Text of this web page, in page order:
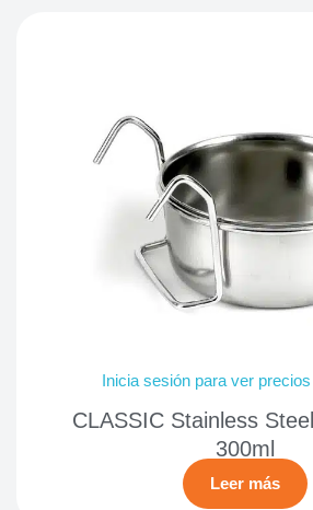
Inicia sesión para ver
CLASSIC Stainless
300ml
Leer más